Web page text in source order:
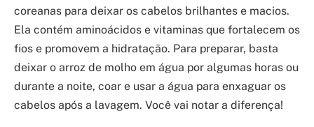
coreanas para deixar os cabelos brilhantes e macios.
Ela contém aminoácidos e vitaminas que fortalecem os
fios e promovem a hidratação. Para preparar, basta
deixar o arroz de molho em água por algumas horas ou
durante a noite, coar e usar a água para enxaguar os
cabelos após a lavagem. Você vai notar a diferença!